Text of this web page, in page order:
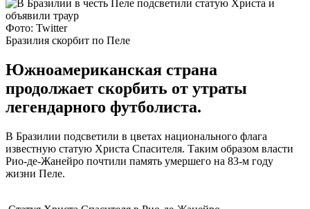
Фото: Twitter
Бразилия скорбит по Пеле
Южноамериканская страна
продолжает скорбить от утраты
легендарного футболиста.
В Бразилии подсветили в цветах национального флага
известную статую Христа Спасителя. Таким образом власти
Рио-де-Жанейро почтили память умершего на 83-м году
жизни Пеле.